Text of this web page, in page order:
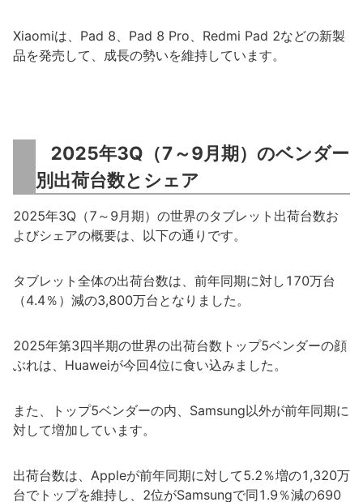
Xiaomiは、Pad 8、Pad 8 Pro、Redmi Pad 2などの新製
品を発売して、成長の勢いを維持しています。
2025年3Q（7～9月期）のベンダー
別出荷台数とシェア
2025年3Q（7～9月期）の世界のタブレット出荷台数お
よびシェアの概要は、以下の通りです。
タブレット全体の出荷台数は、前年同期に対し170万台
（4.4％）減の3,800万台となりました。
2025年第3四半期の世界の出荷台数トップ5ベンダーの顔
ぶれは、Huaweiが今回4位に食い込みました。
また、トップ5ベンダーの内、Samsung以外が前年同期に
対して増加しています。
出荷台数は、Appleが前年同期に対して5.2％増の1,320万
台でトップを維持し、2位がSamsungで同1.9％減の690